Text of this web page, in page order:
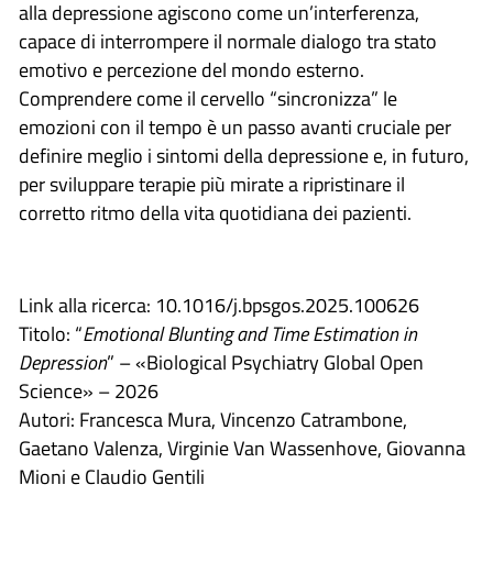
alla depressione agiscono come un’interferenza,
capace di interrompere il normale dialogo tra stato
emotivo e percezione del mondo esterno.
Comprendere come il cervello “sincronizza” le
emozioni con il tempo è un passo avanti cruciale per
definire meglio i sintomi della depressione e, in futuro,
per sviluppare terapie più mirate a ripristinare il
corretto ritmo della vita quotidiana dei pazienti.
Link alla ricerca: 10.1016/j.bpsgos.2025.100626
Titolo: “Emotional Blunting and Time Estimation in
Depression” – «Biological Psychiatry Global Open
Science» – 2026
Autori: Francesca Mura, Vincenzo Catrambone,
Gaetano Valenza, Virginie Van Wassenhove, Giovanna
Mioni e Claudio Gentili